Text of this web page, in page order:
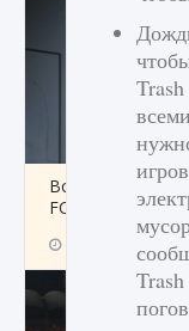
Все новые
FC 25
9 августа 2024